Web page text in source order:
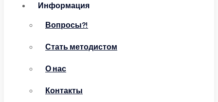
Информация
Вопросы?!
Стать методистом
О нас
Контакты